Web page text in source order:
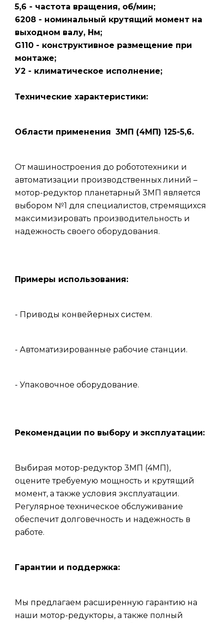
5,6 - частота вращения, об/мин;
6208 - номинальный крутящий момент на
выходном валу, Нм;
G110 - конструктивное размещение при
монтаже;
У2 - климатическое исполнение;
Технические характеристики:
Области применения 3МП (4МП) 125-5,6.
От машиностроения до робототехники и
автоматизации производственных линий –
мотор-редуктор планетарный 3МП является
выбором №1 для специалистов, стремящихся
максимизировать производительность и
надежность своего оборудования.
Примеры использования:
- Приводы конвейерных систем.
- Автоматизированные рабочие станции.
- Упаковочное оборудование.
Рекомендации по выбору и эксплуатации:
Выбирая мотор-редуктор 3МП (4МП),
оцените требуемую мощность и крутящий
момент, а также условия эксплуатации.
Регулярное техническое обслуживание
обеспечит долговечность и надежность в
работе.
Гарантии и поддержка:
Мы предлагаем расширенную гарантию на
наши мотор-редукторы, а также полный